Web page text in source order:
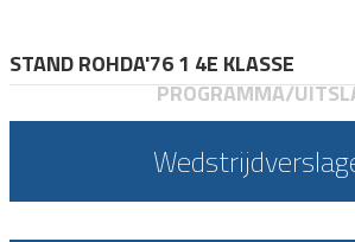
STAND ROHDA'76 1 4E KLASSE
PROGRAMMA/